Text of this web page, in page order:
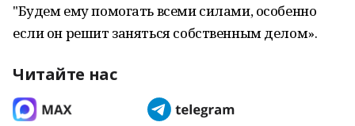
"Будем ему помогать всеми силами, особенно
если он решит заняться собственным делом».
Читайте нас